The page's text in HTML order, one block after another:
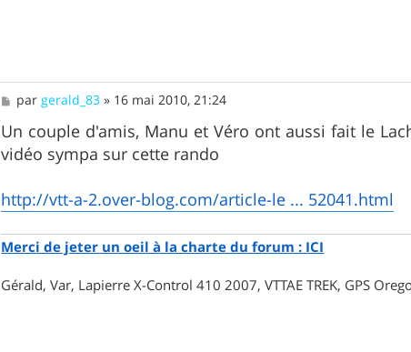
M
e
s
s
a
par gerald_83 » 16 mai 2010, 21:24
Un couple d'amis, Manu et Véro ont aussi fait le
vidéo sympa sur cette rando
http://vtt-a-2.over-blog.com/article-le ... 52041.html
Merci de jeter un oeil à la charte du forum : ICI
Gérald, Var, Lapierre X-Control 410 2007, VTTAE TREK, GPS